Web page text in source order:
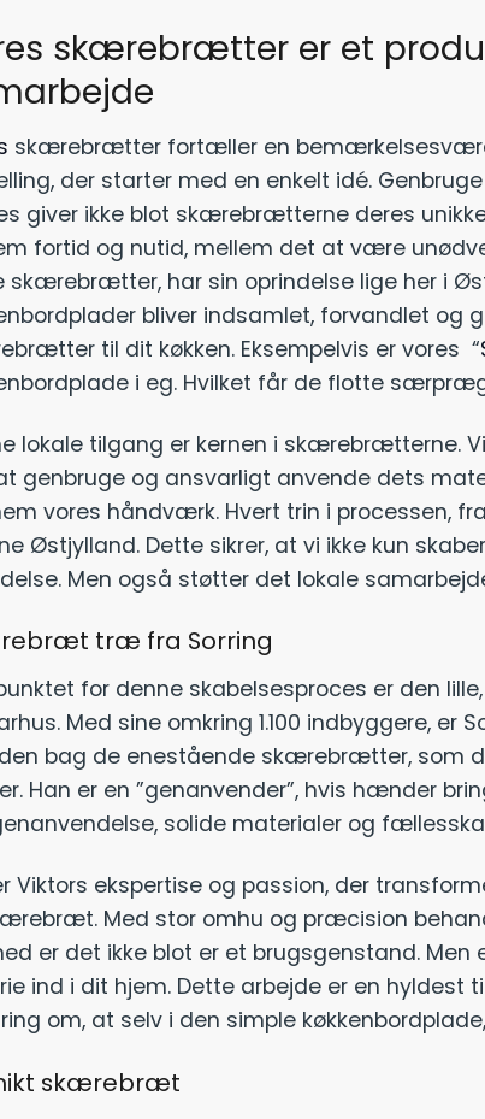
skærebrætter er et
skærebrætter fortæller en
der starter med en enkelt idé.
giver ikke blot skærebrætterne deres
fortid og nutid, mellem det at være
skærebrætter, har sin oprindelse lige her i
bliver indsamlet, forvandlet og
til dit køkken. Eksempelvis er vores “
i eg. Hvilket får de flotte
lokale tilgang er kernen i skærebrætterne.
genbruge og ansvarligt anvende dets
vores håndværk. Hvert trin i processen,
Østjylland. Dette sikrer, at vi ikke kun
Men også støtter det lokale
træ fra Sorring
for denne skabelsesproces er den
Med sine omkring 1.100 indbyggere, er
bag de enestående skærebrætter, som
Han er en ”genanvender”, hvis hænder
solide materialer og
Viktors ekspertise og passion, der
Med stor omhu og præcision
er det ikke blot er et brugsgenstand.
ind i dit hjem. Dette arbejde er en
om, at selv i den simple
skærebræt